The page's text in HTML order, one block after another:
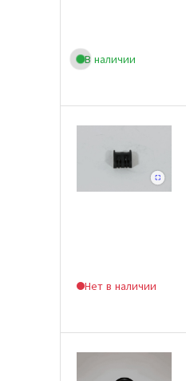
В наличии
Нет в наличии